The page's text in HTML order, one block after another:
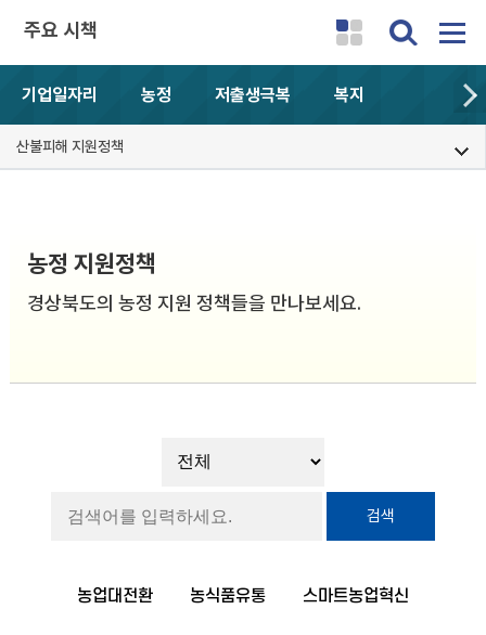
주요 시책
기업일자리 농정 저출생극복 복지
산불피해 지원정책
농정 지원정책
경상북도의 농정 지원 정책들을 만나보세요.
검색
농업대전환 농식품유통 스마트농업혁신